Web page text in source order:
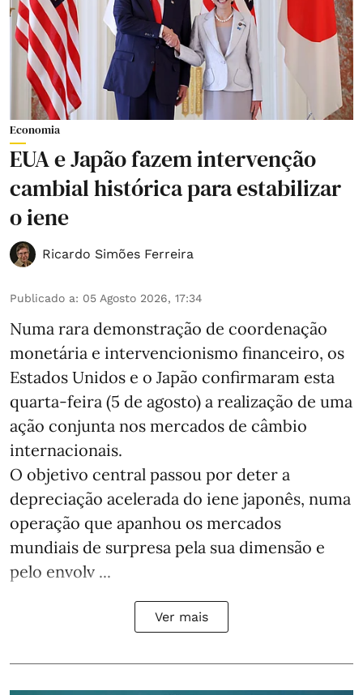
Economia
EUA e Japão fazem intervenção
cambial histórica para estabilizar
o iene
Ricardo Simões Ferreira
Publicado a: 05 Agosto 2026, 17:34
Numa rara demonstração de coordenação
monetária e intervencionismo financeiro, os
Estados Unidos e o Japão confirmaram esta
quarta-feira (5 de agosto) a realização de uma
ação conjunta nos mercados de câmbio
internacionais.
O objetivo central passou por deter a
depreciação acelerada do iene japonês, numa
operação que apanhou os mercados
mundiais de surpresa pela sua dimensão e
pelo envolv ...
Ver mais